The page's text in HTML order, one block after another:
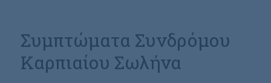
Συμπτώματα Συνδρόμου
Καρπιαίου Σωλήνα